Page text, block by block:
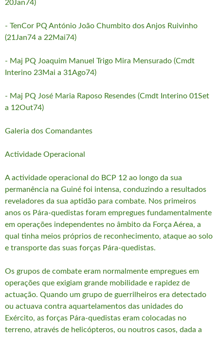
20Jan74)
- TenCor PQ António João Chumbito dos Anjos Ruivinho
(21Jan74 a 22Mai74)
- Maj PQ Joaquim Manuel Trigo Mira Mensurado (Cmdt
Interino 23Mai a 31Ago74)
- Maj PQ José Maria Raposo Resendes (Cmdt Interino 01Set
a 12Out74)
Galeria dos Comandantes
Actividade Operacional
A actividade operacional do BCP 12 ao longo da sua
permanência na Guiné foi intensa, conduzindo a resultados
reveladores da sua aptidão para combate. Nos primeiros
anos os Pára-quedistas foram empregues fundamentalmente
em operações independentes no âmbito da Força Aérea, a
qual tinha meios próprios de reconhecimento, ataque ao solo
e transporte das suas forças Pára-quedistas.
Os grupos de combate eram normalmente empregues em
operações que exigiam grande mobilidade e rapidez de
actuação. Quando um grupo de guerrilheiros era detectado
ou actuava contra aquartelamentos das unidades do
Exército, as forças Pára-quedistas eram colocadas no
terreno, através de helicópteros, ou noutros casos, dada a